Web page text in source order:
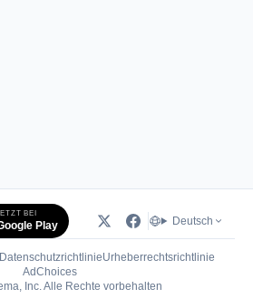
BEI
Play Deutsch
DatenschutzrichtlinieUrheberrechtsrichtlinie
AdChoices(öffnet in neuem Tab)
Inc. Alle Rechte vorbehalten